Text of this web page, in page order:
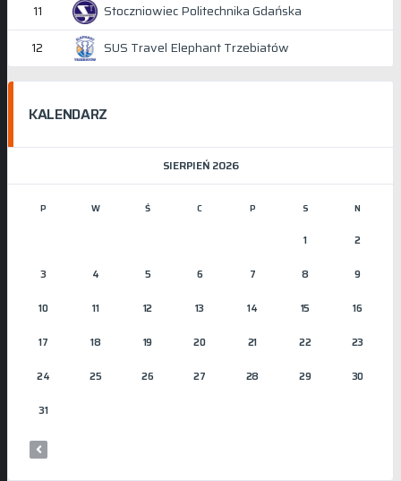
11 Stoczniowiec Politechnika Gdańska
12 SUS Travel Elephant Trzebiatów
KALENDARZ
SIERPIEŃ 2026
P W Ś C P S N
1 2
3 4 5 6 7 8 9
10 11 12 13 14 15 16
17 18 19 20 21 22 23
24 25 26 27 28 29 30
31